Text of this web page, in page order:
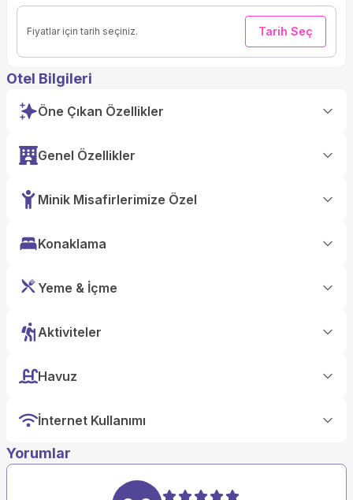
Fiyatlar için tarih seçiniz. Tarih Seç
Otel Bilgileri
Öne Çıkan Özellikler
Genel Özellikler
Minik Misafirlerimize Özel
Konaklama
Yeme & İçme
Aktiviteler
Havuz
İnternet Kullanımı
Yorumlar